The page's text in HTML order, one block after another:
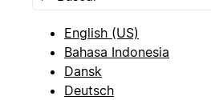
English (US)
Bahasa Indonesia
Dansk
Deutsch